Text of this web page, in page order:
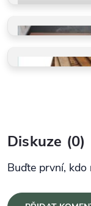
Více než schody
Takto je děláme
Diskuze (0)
Buďte první, kdo